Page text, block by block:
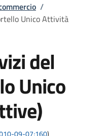
/
Unico Attività
del
Unico
09-07;160)